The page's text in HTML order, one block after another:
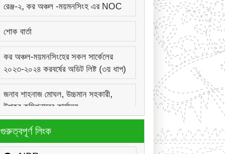
রেঞ্জ-২, কর অঞ্চল -ময়মনসিংহ এর NOC
শোক বার্তা
কর অঞ্চল-ময়মনসিংহের সকল সার্কেলের
২০২৩-২০২৪ করবর্ষের অডিট লিষ্ট (৩য় ধাপ)
জনাব শাহনাজ মোঘল, উচ্চমান সহকারী,
উপকর কমিশনারের কার্যালয়,
সার্কেল-২২(দূর্গাপুর), কর অঞ্চল -ময়মনসিংহ
এর NOC
গুরুত্বপূর্ণ লিংক